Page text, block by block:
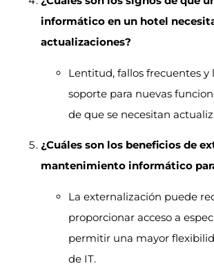
informático en un hotel
actualizaciones?
Lentitud, fallos frecuentes y
soporte para nuevas
de que se necesitan
¿Cuáles son los beneficios de
mantenimiento informático
La externalización puede
proporcionar acceso a
permitir una mayor
de IT.